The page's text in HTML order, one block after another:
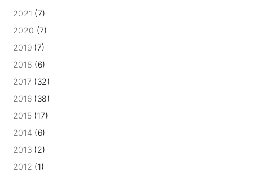
2021 (7)
2020 (7)
2019 (7)
2018 (6)
2017 (32)
2016 (38)
2015 (17)
2014 (6)
2013 (2)
2012 (1)